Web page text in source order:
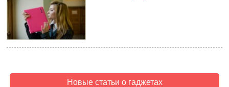
Новые статьи о гаджетах